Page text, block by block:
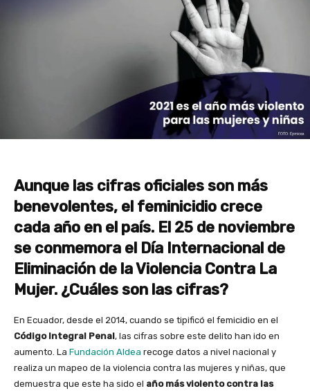
Aunque las cifras oficiales son más
benevolentes, el feminicidio crece
cada año en el país. El 25 de noviembre
se conmemora el Día Internacional de
Eliminación de la Violencia Contra La
Mujer. ¿Cuáles son las cifras?
En Ecuador, desde el 2014, cuando se tipificó el femicidio en el
Código Integral Penal, las cifras sobre este delito han ido en
aumento. La Fundación Aldea recoge datos a nivel nacional y
realiza un mapeo de la violencia contra las mujeres y niñas, que
demuestra que este ha sido el año más violento contra las